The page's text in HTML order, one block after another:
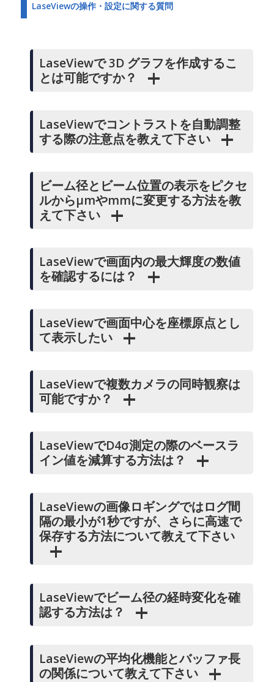
LaseViewの操作・設定に関する質問
LaseViewで 3D グラフを作成するこ
とは可能ですか？
LaseViewでコントラストを自動調整
する際の注意点を教えて下さい
ビーム径とビーム位置の表示をピクセ
ルからμmやmmに変更する方法を教
えて下さい
LaseViewで画面内の最大輝度の数値
を確認するには？
LaseViewで画面中心を座標原点とし
て表示したい
LaseViewで複数カメラの同時観察は
可能ですか？
LaseViewでD4σ測定の際のベースラ
イン値を減算する方法は？
LaseViewの画像ロギングではログ間
隔の最小が1秒ですが、さらに高速で
保存する方法について教えて下さい
LaseViewでビーム径の経時変化を確
認する方法は？
LaseViewの平均化機能とバッファ長
の関係について教えて下さい